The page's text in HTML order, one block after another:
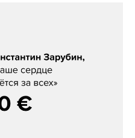
«Наше сердце